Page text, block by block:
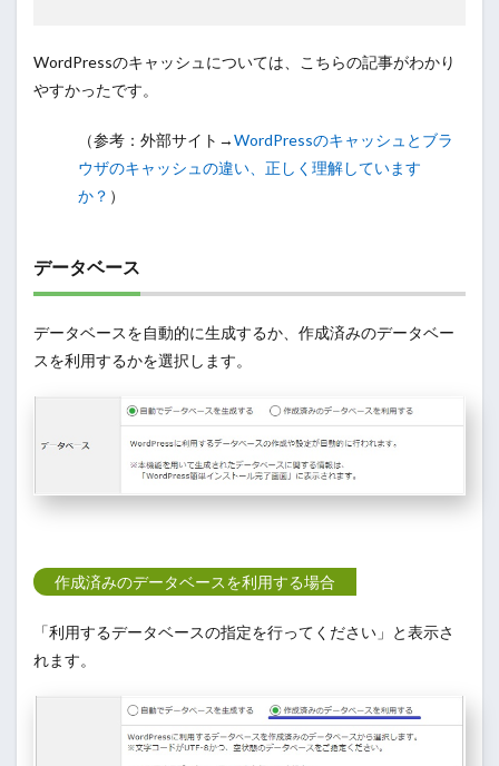
WordPressのキャッシュについては、こちらの記事がわかり
やすかったです。
（参考：外部サイト→WordPressのキャッシュとブラ
ウザのキャッシュの違い、正しく理解しています
か？ ）
データベース
データベースを自動的に生成するか、作成済みのデータベー
スを利用するかを選択します。
作成済みのデータベースを利用する場合
「利用するデータベースの指定を行ってください」と表示さ
れます。